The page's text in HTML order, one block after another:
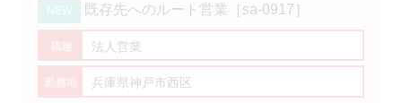
既存先へのルート営業［sa-0917］
法人営業
兵庫県神戸市西区